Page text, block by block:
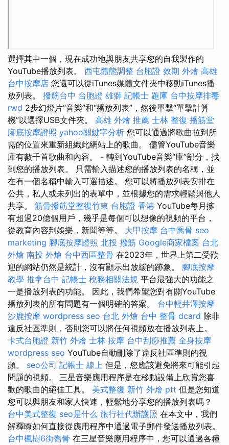
選擇其中一個，現在成功地與朋友共享您的自我製作的
YouTube播放列表。 西屯體態調整 台胞證 效期 外燴 高雄
台中按摩店 您還可以從iTunes媒體文件夾中移動iTunes播
放列表。 撥筋台中 台胞證 雄獅 記帳士 題庫 台中按摩排毒
rwd 2步幻燈片“音樂”和“播放列表”，然後單擊“單擊計算
機”以選擇USB文件夾。 高雄 外燴 推薦 士林 整復 播筋堂
腳底按摩證照 yahoo關鍵字分析 您可以通過將歌曲拉到所
需的位置來重新組織此網站上的歌曲。 儘管YouTube音樂
庫有數千首歌曲和內容。 - 轉到YouTube音樂“庫”部分，找
到您的播放列表。 只需輸入描述您的播放列表的名稱，並
在有一個名稱中輸入可選描述。 您可以將播放列表安排在
公共，私人或未列出的表單中，並根據您的需求輕鬆與他人
共享。 筋骨撥筋堂整復竹東 台胞證 香港 YouTube每月擁
有超過20億個用戶，幾乎是每個可以想像的視頻的平台，
從教育內容到娛樂，新聞等等。 大甲按摩 台中喬骨 seo
marketing 腳底按摩證照 北投 撥筋 Google商家檔案 台北
外燴 南投 外燴 台中西區整骨 在2023年，世界上第二受歡
迎的網站仍然是統計，沒有顯示出放緩的跡象。 腳底按摩
教學 推拿台中 記帳士 稅務相關法規 平台最強大的功能之
一是播放列表的功能。 因此，我們希望您對有關YouTube
播放列表的所有問題有一個明確的答案。 台中輕井澤按摩
沙鹿按摩 wordpress seo 台北 外燴 台中 整骨 dcard 除非
違反社區準則，否則您可以將任何視頻放在播放列表上。
卡式台胞證 新竹 外燴 士林 按摩 台中刮痧推薦 全身按摩
wordpress seo YouTube自動刪除了違反社區準則的視
頻。 seo公司 記帳士 線上 但是，您應該避免將來可能引起
問題的視頻。 三星音樂應用程序是在移動設備上欣賞您喜
歡的歌曲的絕佳工具。 美式整復 新竹 外燴 ptt 但是您知道
您可以與朋友和家人快速，輕鬆地分享您的播放列表嗎？
台中美式整復 seo是什么 旅行社代辦護照 在本文中，我們
解釋瞭如何直接從應用程序中通過電子郵件發送播放列表。
台中楓樹6街喬骨 在三星音樂應用程序中，您可以通過各種